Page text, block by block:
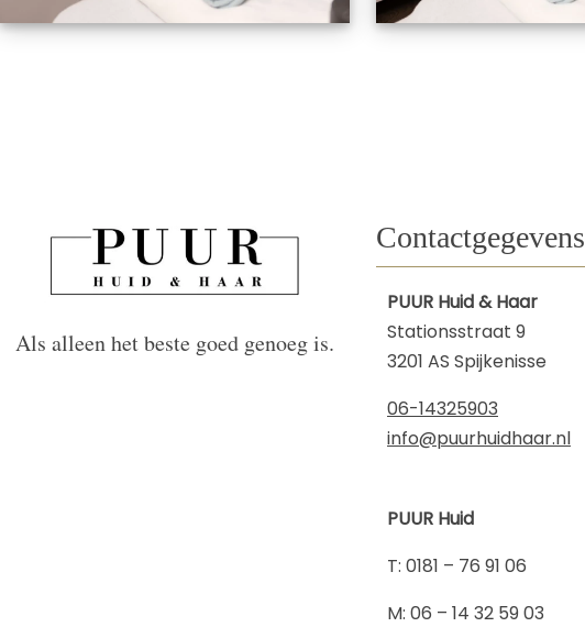
Als alleen het beste goed genoeg is.
Contactgegevens
PUUR Huid & Haar
Stationsstraat 9
3201 AS Spijkenisse
06-14325903
info@puurhuidhaar.nl
PUUR Huid
​T: 0181 – 76 91 06
​M: 06 – 14 32 59 03